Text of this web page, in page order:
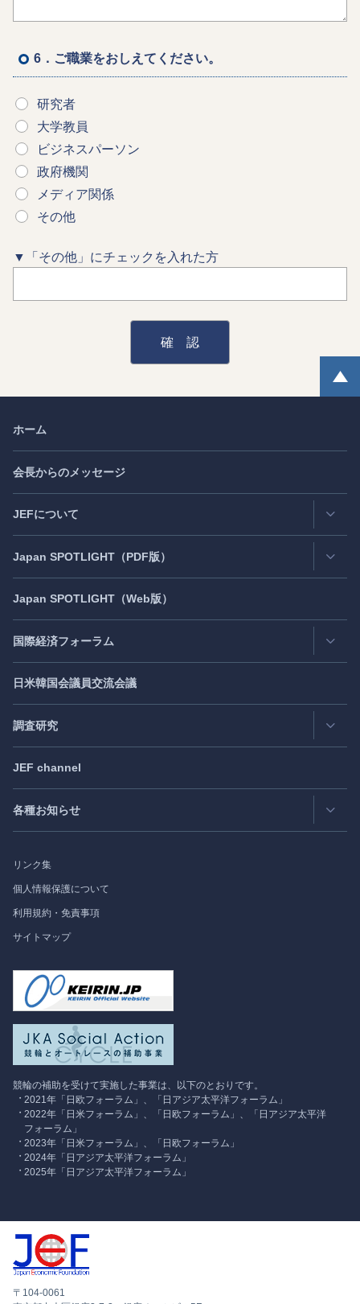
6．ご職業をおしえてください。
研究者
大学教員
ビジネスパーソン
政府機関
メディア関係
その他
▼「その他」にチェックを入れた方
ホーム
会長からのメッセージ
JEFについて
連絡先・所在地
活動評価
JEF創立40周年
Japan SPOTLIGHT （PDF版）
Latest Issue- 最新号
Back Number
Publisher's Note- パブリッシャーズノート
Exclusive Interview
Japan SPOTLIGHT （Web版）
国際経済フォーラム
日アジア太平洋フォーラム
日米フォーラム
日欧フォーラム
過去の実績
日米韓国会議員交流会議
調査研究
研究会
受託事業
JEF channel
各種お知らせ
フォーラム情報
調査研究
リンク集
個人情報保護について
利用規約・免責事項
サイトマップ
競輪の補助を受けて実施した事業は、以下のとおりです。
2021年「日欧フォーラム」、「日アジア太平洋フォーラム」
2022年「日米フォーラム」、「日欧フォーラム」、「日アジア太平洋
フォーラム」
2023年「日米フォーラム」、「日欧フォーラム」
2024年「日アジア太平洋フォーラム」
2025年「日アジア太平洋フォーラム」
〒104-0061